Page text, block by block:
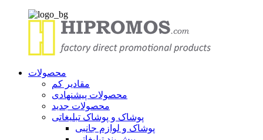
محصولات
مقادیر کم
محصولات پیشنهادی
محصولات جدید
پوشاک و پوشاک تبلیغاتی
پوشاک و لوازم جانبی